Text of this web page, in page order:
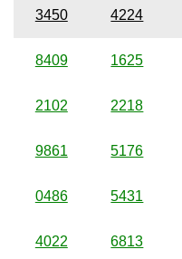
3450 4224
8409 1625
2102 2218
9861 5176
0486 5431
4022 6813